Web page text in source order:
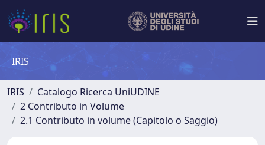
IRIS
IRIS
Catalogo Ricerca UniUDINE
2 Contributo in Volume
2.1 Contributo in volume (Capitolo o Saggio)